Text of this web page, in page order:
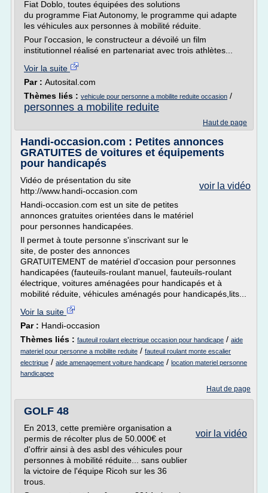
Fiat Doblo, toutes équipées des solutions
du programme Fiat Autonomy, le programme qui adapte
les véhicules aux personnes à mobilité réduite.
Pour l'occasion, le constructeur a dévoilé un film
institutionnel réalisé en partenariat avec trois athlètes...
Voir la suite
Par : Autosital.com
Thèmes liés : vehicule pour personne a mobilite reduite occasion /
personnes a mobilite reduite
Haut de page
Handi-occasion.com : Petites annonces
GRATUITES de voitures et équipements
pour handicapés
voir la vidéo
Vidéo de présentation du site
http://www.handi-occasion.com
Handi-occasion.com est un site de petites
annonces gratuites orientées dans le matériel
pour personnes handicapées.
Il permet à toute personne s'inscrivant sur le
site, de poster des annonces
GRATUITEMENT de matériel d'occasion pour personnes
handicapées (fauteuils-roulant manuel, fauteuils-roulant
électrique, voitures aménagées pour handicapés et à
mobilité réduite, véhicules aménagés pour handicapés,lits...
Voir la suite
Par : Handi-occasion
Thèmes liés : fauteuil roulant electrique occasion pour handicape / aide
materiel pour personne a mobilite reduite / fauteuil roulant monte escalier
electrique / aide amenagement voiture handicape / location materiel personne
handicapee
Haut de page
GOLF 48
voir la vidéo
En 2013, cette première organisation a
permis de récolter plus de 50.000€ et
d'offrir ainsi à des asbl des véhicules pour
personnes à mobilité réduite... sans oublier
la victoire de l'équipe Ricoh sur les 36
trous.